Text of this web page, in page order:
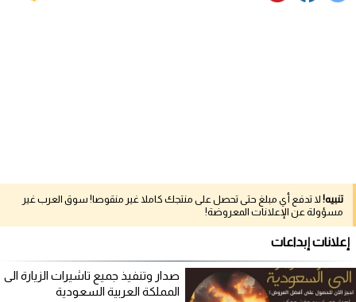
تنبيه! لا تدفع أي مبلغ حتى تحصل على منتجك كاملا غير منقوصا! سوق العرب غير
مسؤولة عن الإعلانات المعروضة!
إعلانات إبداعات
صدار وتنفيذ جميع تاشيرات الزيارة الى
المملكة العربية السعودية